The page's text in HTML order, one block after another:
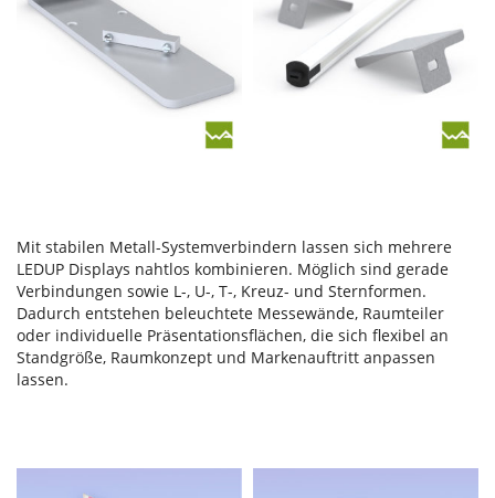
Mit stabilen Metall-Systemverbindern lassen sich mehrere
LEDUP Displays nahtlos kombinieren. Möglich sind gerade
Verbindungen sowie L-, U-, T-, Kreuz- und Sternformen.
Dadurch entstehen beleuchtete Messewände, Raumteiler
oder individuelle Präsentationsflächen, die sich flexibel an
Standgröße, Raumkonzept und Markenauftritt anpassen
lassen.